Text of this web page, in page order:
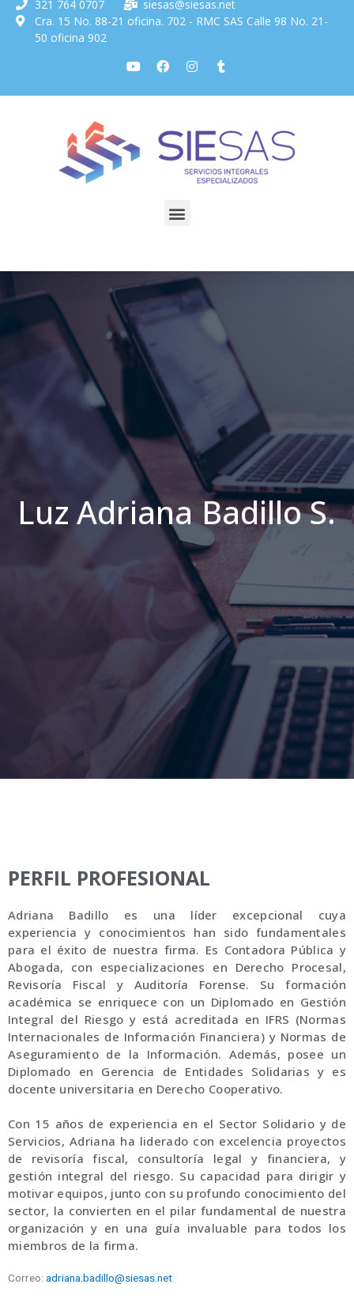
321 764 0707
siesas@siesas.net
Cra. 15 No. 88-21 oficina. 702 - RMC SAS Calle 98 No. 21-
50 oficina 902
Luz Adriana Badillo S.
PERFIL PROFESIONAL
Adriana Badillo es una líder excepcional cuya
experiencia y conocimientos han sido fundamentales
para el éxito de nuestra firma. Es Contadora Pública y
Abogada, con especializaciones en Derecho Procesal,
Revisoría Fiscal y Auditoría Forense. Su formación
académica se enriquece con un Diplomado en Gestión
Integral del Riesgo y está acreditada en IFRS (Normas
Internacionales de Información Financiera) y Normas de
Aseguramiento de la Información. Además, posee un
Diplomado en Gerencia de Entidades Solidarias y es
docente universitaria en Derecho Cooperativo.
Con 15 años de experiencia en el Sector Solidario y de
Servicios, Adriana ha liderado con excelencia proyectos
de revisoría fiscal, consultoría legal y financiera, y
gestión integral del riesgo. Su capacidad para dirigir y
motivar equipos, junto con su profundo conocimiento del
sector, la convierten en el pilar fundamental de nuestra
organización y en una guía invaluable para todos los
miembros de la firma.
Correo: adriana.badillo@siesas.net